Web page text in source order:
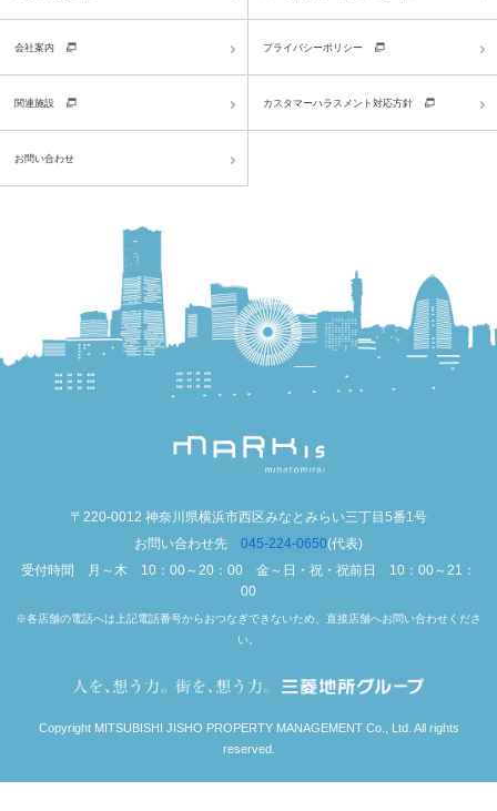
会社案内
関連施設
お問い合わせ
プライバシーポリシー
カスタマーハラスメント対応方針
〒220-0012 神奈川県横浜市西区みなとみらい三丁目5番1号
お問い合わせ先 045-224-0650(代表)
受付時間 月～木 10：00～20：00 金～日・祝・祝前日 10：00～21：
00
※各店舗の電話へは上記電話番号からおつなぎできないため、直接店舗へお問い合わせくださ
い。
Copyright MITSUBISHI JISHO PROPERTY MANAGEMENT Co., Ltd. All rights
reserved.